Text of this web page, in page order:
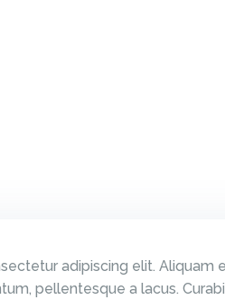
adipiscing elit. Aliquam
pellentesque a lacus.